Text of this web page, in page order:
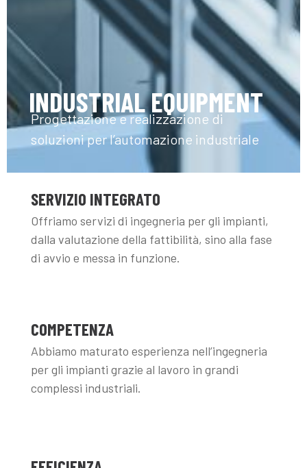
INDUSTRIAL EQUIPMENT
Progettazione e realizzazione di
soluzioni per l’automazione industriale
SERVIZIO INTEGRATO
Offriamo servizi di ingegneria per gli impianti,
dalla valutazione della fattibilità, sino alla fase
di avvio e messa in funzione.
COMPETENZA
Abbiamo maturato esperienza nell’ingegneria
per gli impianti grazie al lavoro in grandi
complessi industriali.